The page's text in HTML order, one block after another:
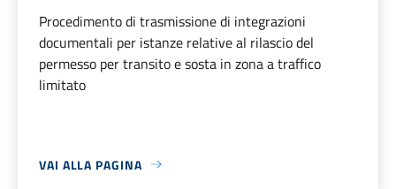
Procedimento di trasmissione di integrazioni
documentali per istanze relative al rilascio del
permesso per transito e sosta in zona a traffico
limitato
VAI ALLA PAGINA